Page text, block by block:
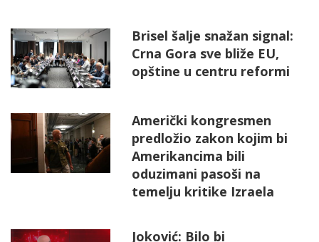
Brisel šalje snažan signal:
Crna Gora sve bliže EU,
opštine u centru reformi
Američki kongresmen
predložio zakon kojim bi
Amerikancima bili
oduzimani pasoši na
temelju kritike Izraela
Joković: Bilo bi